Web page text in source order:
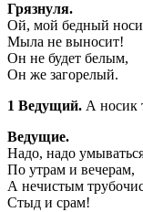
Грязнуля.
Ой, мой бедный
Мыла не выносит!
Он не будет белым,
Он же загорелый.
1 Ведущий. А носик
Ведущие.
Надо, надо
По утрам и вечерам,
А нечистым
Стыд и срам!